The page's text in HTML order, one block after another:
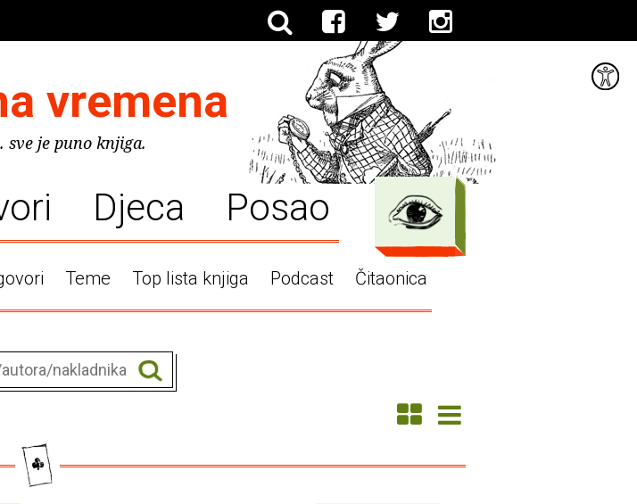
vremena
sve je puno knjiga.
Djeca Posao
Teme Top lista knjiga Podcast Čitaonica